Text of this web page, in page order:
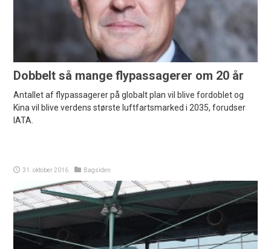
Dobbelt så mange flypassagerer om 20 år
Antallet af flypassagerer på globalt plan vil blive fordoblet og
Kina vil blive verdens største luftfartsmarked i 2035, forudser
IATA.
31. oktober 2016 Bagsiden